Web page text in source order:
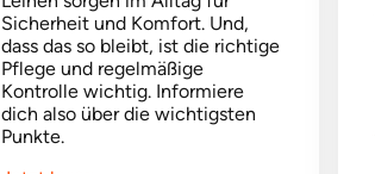
Sicherheit und Komfort. Und,
dass das so bleibt, ist die richtige
Pflege und regelmäßige
Kontrolle wichtig. Informiere
dich also über die wichtigsten
Punkte.